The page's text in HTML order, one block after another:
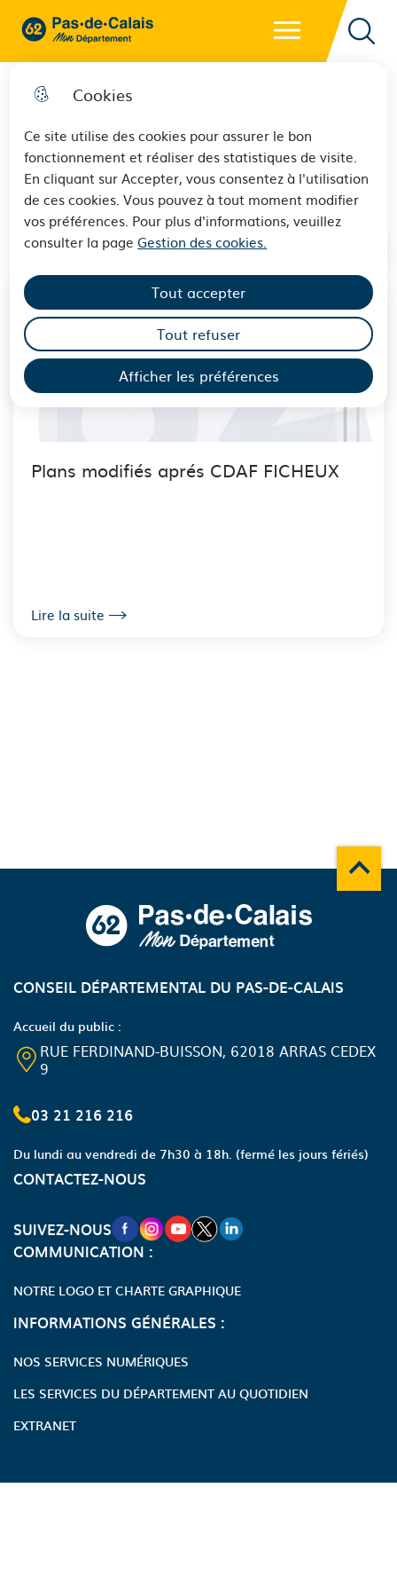
Cookies
Ce site utilise des cookies pour assurer le bon
fonctionnement et réaliser des statistiques de visite.
En cliquant sur Accepter, vous consentez à l'utilisation
de ces cookies. Vous pouvez à tout moment modifier
vos préférences. Pour plus d'informations, veuillez
consulter la pageGestion des cookies.
Afficher les préférences
Tout accepter
Tout refuser
62 - Pas-de-Calais Mon Département - Retour à l'accueil
CCAF Ficheux
Plans modifiés aprés CDAF FICHEUX
Lire la suite
CONSEIL DÉPARTEMENTAL DU PAS-DE-CALAIS
Accueil du public :
RUE FERDINAND-BUISSON, 62018 ARRAS CEDEX
9
03 21 216 216
Du lundi au vendredi de 7h30 à 18h. (fermé les jours fériés)
CONTACTEZ-NOUS
SUIVEZ-NOUSNOUVELLE FENÊTRE VERS LA PAGE
NOUVELLE FENÊTRE VERS LA
NOUVELLE FENÊTRE VERS LA
NOUVELLE FENÊTRE VERS
NOUVELLE FENÊTRE
COMMUNICATION :
NOTRE LOGO ET CHARTE GRAPHIQUE
INFORMATIONS GÉNÉRALES :
NOS SERVICES NUMÉRIQUES
LES SERVICES DU DÉPARTEMENT AU QUOTIDIEN
EXTRANET